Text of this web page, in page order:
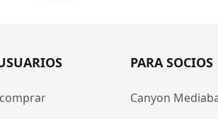
PARA SOCIOS
Canyon